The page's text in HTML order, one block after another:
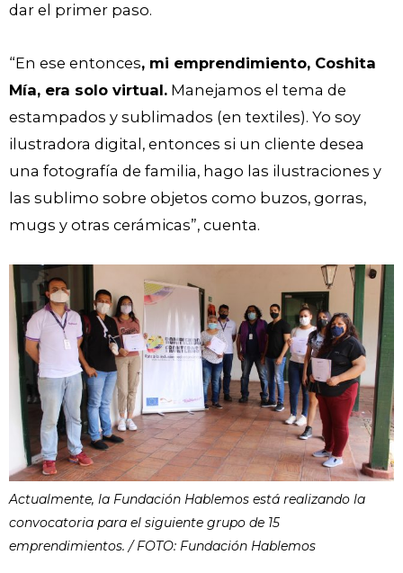
dar el primer paso.
“En ese entonces, mi emprendimiento, Coshita
Mía, era solo virtual. Manejamos el tema de
estampados y sublimados (en textiles). Yo soy
ilustradora digital, entonces si un cliente desea
una fotografía de familia, hago las ilustraciones y
las sublimo sobre objetos como buzos, gorras,
mugs y otras cerámicas”, cuenta.
Actualmente, la Fundación Hablemos está realizando la
convocatoria para el siguiente grupo de 15
emprendimientos. / FOTO: Fundación Hablemos